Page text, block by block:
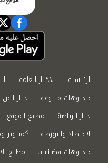
الرئيسية الاخبار العامة
فيديوهات متنوعة
اخبار الفن
اخبار الرياضة
مطبخ الموقع
الاقتصاد والبورصة
كمبيوتر
فيديوهات فضائيات
مطبخ